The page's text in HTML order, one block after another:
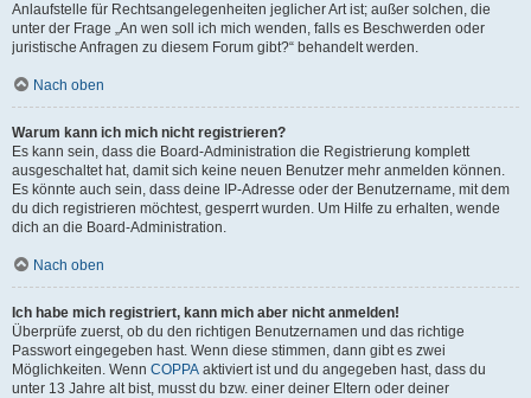
Anlaufstelle für Rechtsangelegenheiten jeglicher Art ist; außer solchen, die
unter der Frage „An wen soll ich mich wenden, falls es Beschwerden oder
juristische Anfragen zu diesem Forum gibt?“ behandelt werden.
Nach oben
Warum kann ich mich nicht registrieren?
Es kann sein, dass die Board-Administration die Registrierung komplett
ausgeschaltet hat, damit sich keine neuen Benutzer mehr anmelden können.
Es könnte auch sein, dass deine IP-Adresse oder der Benutzername, mit dem
du dich registrieren möchtest, gesperrt wurden. Um Hilfe zu erhalten, wende
dich an die Board-Administration.
Nach oben
Ich habe mich registriert, kann mich aber nicht anmelden!
Überprüfe zuerst, ob du den richtigen Benutzernamen und das richtige
Passwort eingegeben hast. Wenn diese stimmen, dann gibt es zwei
Möglichkeiten. Wenn COPPA aktiviert ist und du angegeben hast, dass du
unter 13 Jahre alt bist, musst du bzw. einer deiner Eltern oder deiner